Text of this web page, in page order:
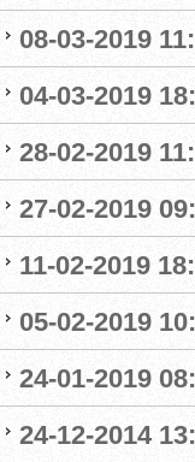
08-03-2019
04-03-2019
28-02-2019
27-02-2019
11-02-2019
05-02-2019
24-01-2019
24-12-2014